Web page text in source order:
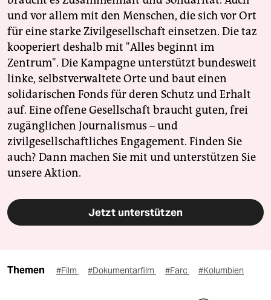
und vor allem mit den Menschen, die sich vor Ort
für eine starke Zivilgesellschaft einsetzen. Die taz
kooperiert deshalb mit "Alles beginnt im
Zentrum". Die Kampagne unterstützt bundesweit
linke, selbstverwaltete Orte und baut einen
solidarischen Fonds für deren Schutz und Erhalt
auf. Eine offene Gesellschaft braucht guten, frei
zugänglichen Journalismus – und
zivilgesellschaftliches Engagement. Finden Sie
auch? Dann machen Sie mit und unterstützen Sie
unsere Aktion.
Jetzt unterstützen
Themen #Film #Dokumentarfilm #Farc #Kolumbien